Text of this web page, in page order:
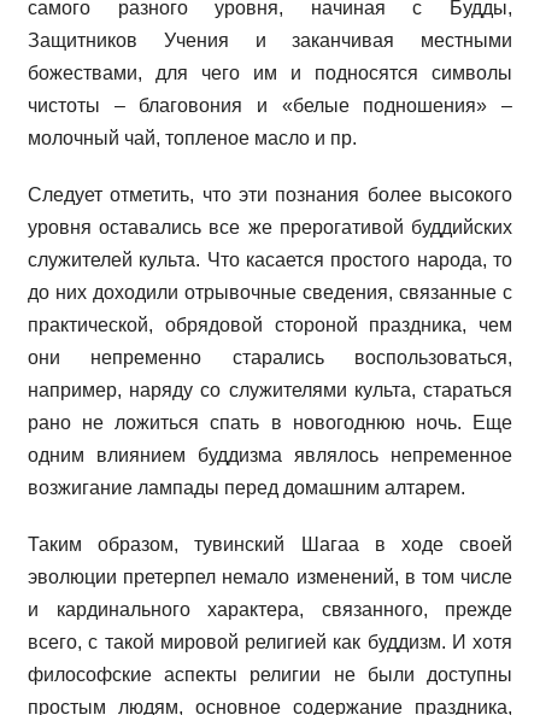
самого разного уровня, начиная с Будды,
Защитников Учения и заканчивая местными
божествами, для чего им и подносятся символы
чистоты – благовония и «белые подношения» –
молочный чай, топленое масло и пр.
Следует отметить, что эти познания более высокого
уровня оставались все же прерогативой буддийских
служителей культа. Что касается простого народа, то
до них доходили отрывочные сведения, связанные с
практической, обрядовой стороной праздника, чем
они непременно старались воспользоваться,
например, наряду со служителями культа, стараться
рано не ложиться спать в новогоднюю ночь. Еще
одним влиянием буддизма являлось непременное
возжигание лампады перед домашним алтарем.
Таким образом, тувинский Шагаа в ходе своей
эволюции претерпел немало изменений, в том числе
и кардинального характера, связанного, прежде
всего, с такой мировой религией как буддизм. И хотя
философские аспекты религии не были доступны
простым людям, основное содержание праздника,